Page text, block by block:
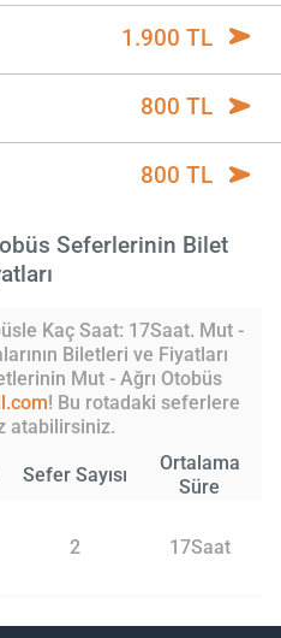
1.900 TL
800 TL
800 TL
Seferlerinin Bilet
Kaç Saat: 17Saat. Mut -
Biletleri ve Fiyatları
Mut - Ağrı Otobüs
! Bu rotadaki seferlere
atabilirsiniz.
Sefer Sayısı
Ortalama
Süre
2 17Saat